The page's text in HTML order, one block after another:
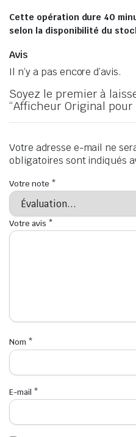
Cette opération dure 40
selon la disponibilité du
Avis
Il n’y a pas encore d’avis.
Soyez le premier à
“Afficheur Original pour
Votre adresse e-mail ne
obligatoires sont indiqués
Votre note *
Votre avis *
Nom *
E-mail *